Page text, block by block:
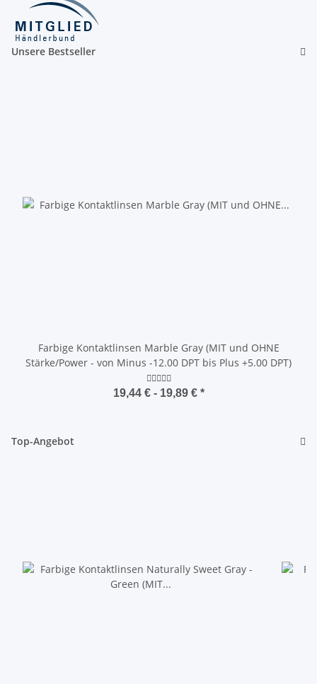
Unsere Bestseller
Farbige Kontaktlinsen Marble Gray (MIT und OHNE
Stärke/Power - von Minus -12.00 DPT bis Plus +5.00 DPT)
19,44 € - 19,89 € *
Top-Angebot